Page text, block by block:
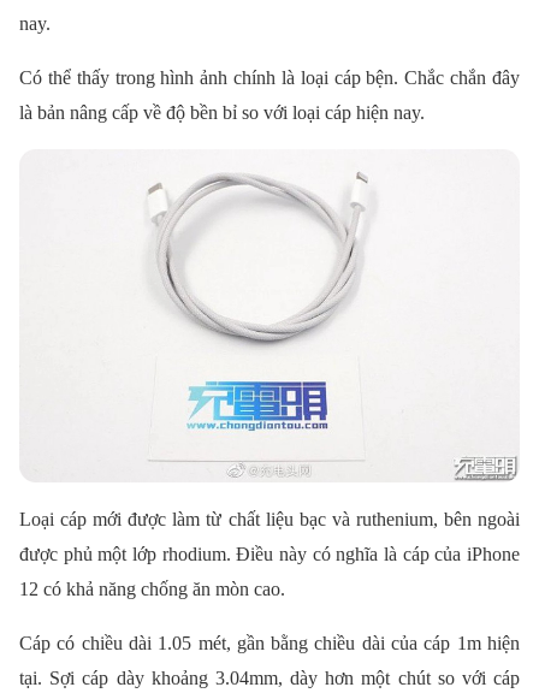
nay.
Có thể thấy trong hình ảnh chính là loại cáp bện. Chắc chắn đây
là bản nâng cấp về độ bền bỉ so với loại cáp hiện nay.
Loại cáp mới được làm từ chất liệu bạc và ruthenium, bên ngoài
được phủ một lớp rhodium. Điều này có nghĩa là cáp của iPhone
12 có khả năng chống ăn mòn cao.
Cáp có chiều dài 1.05 mét, gần bằng chiều dài của cáp 1m hiện
tại. Sợi cáp dày khoảng 3.04mm, dày hơn một chút so với cáp